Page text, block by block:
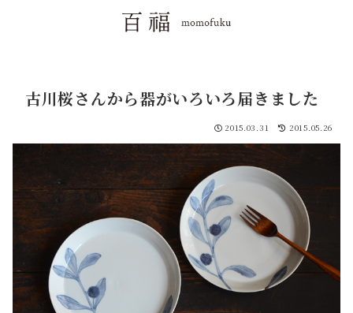
古川桜さんから器がいろいろ届きました
2015.03.31 2015.05.26